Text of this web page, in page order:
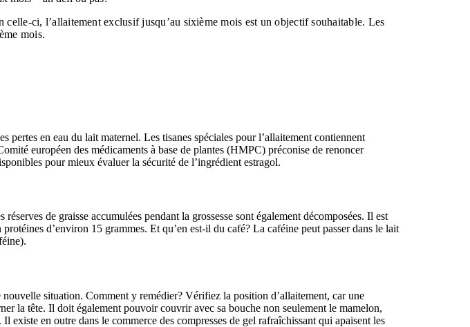
ci, l’allaitement exclusif jusqu’au sixième mois est un objectif souhaitable. Les
mois.
en eau du lait maternel. Les tisanes spéciales pour l’allaitement contiennent
européen des médicaments à base de plantes (HMPC) préconise de renoncer
pour mieux évaluer la sécurité de l’ingrédient estragol.
de graisse accumulées pendant la grossesse sont également décomposées. Il est
d’environ 15 grammes. Et qu’en est-il du café? La caféine peut passer dans le lait
nouvelle situation. Comment y remédier? Vérifiez la position d’allaitement, car une
la tête. Il doit également pouvoir couvrir avec sa bouche non seulement le mamelon,
existe en outre dans le commerce des compresses de gel rafraîchissant qui apaisent les